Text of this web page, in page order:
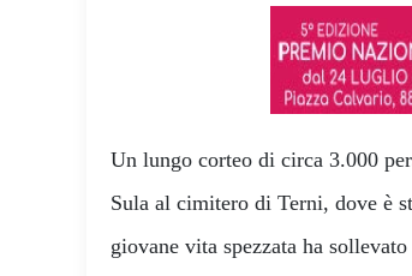
Un lungo corteo di circa 3.000
Sula al cimitero di Terni, dove è
giovane vita spezzata ha